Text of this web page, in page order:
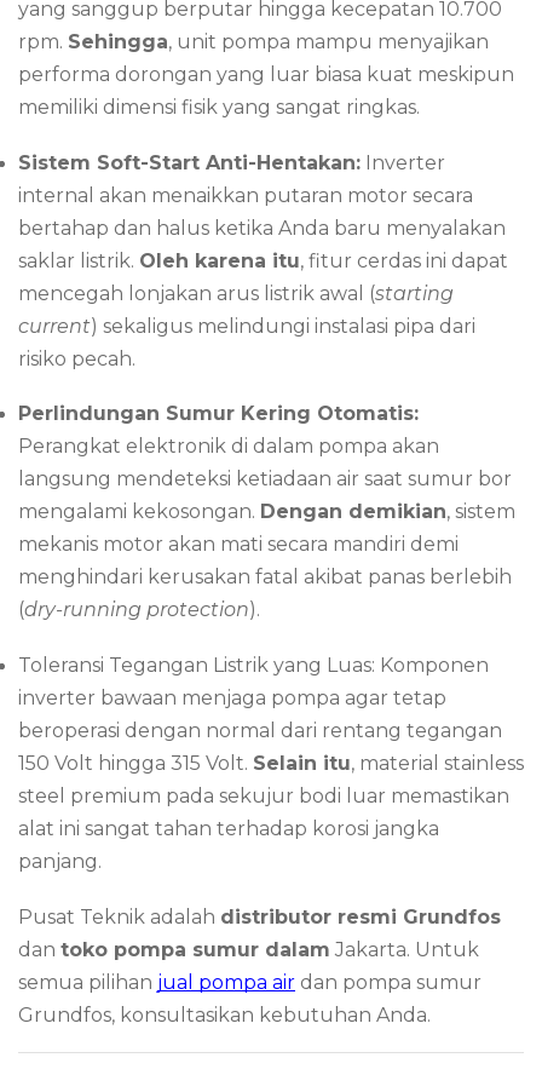
yang sanggup berputar hingga kecepatan 10.700
rpm. Sehingga, unit pompa mampu menyajikan
performa dorongan yang luar biasa kuat meskipun
memiliki dimensi fisik yang sangat ringkas.
Sistem Soft-Start Anti-Hentakan: Inverter
internal akan menaikkan putaran motor secara
bertahap dan halus ketika Anda baru menyalakan
saklar listrik. Oleh karena itu, fitur cerdas ini dapat
mencegah lonjakan arus listrik awal (starting
current) sekaligus melindungi instalasi pipa dari
risiko pecah.
Perlindungan Sumur Kering Otomatis:
Perangkat elektronik di dalam pompa akan
langsung mendeteksi ketiadaan air saat sumur bor
mengalami kekosongan. Dengan demikian, sistem
mekanis motor akan mati secara mandiri demi
menghindari kerusakan fatal akibat panas berlebih
(dry-running protection).
Toleransi Tegangan Listrik yang Luas: Komponen
inverter bawaan menjaga pompa agar tetap
beroperasi dengan normal dari rentang tegangan
150 Volt hingga 315 Volt. Selain itu, material stainless
steel premium pada sekujur bodi luar memastikan
alat ini sangat tahan terhadap korosi jangka
panjang.
Pusat Teknik adalah distributor resmi Grundfos
dan toko pompa sumur dalam Jakarta. Untuk
semua pilihan jual pompa air dan pompa sumur
Grundfos, konsultasikan kebutuhan Anda.